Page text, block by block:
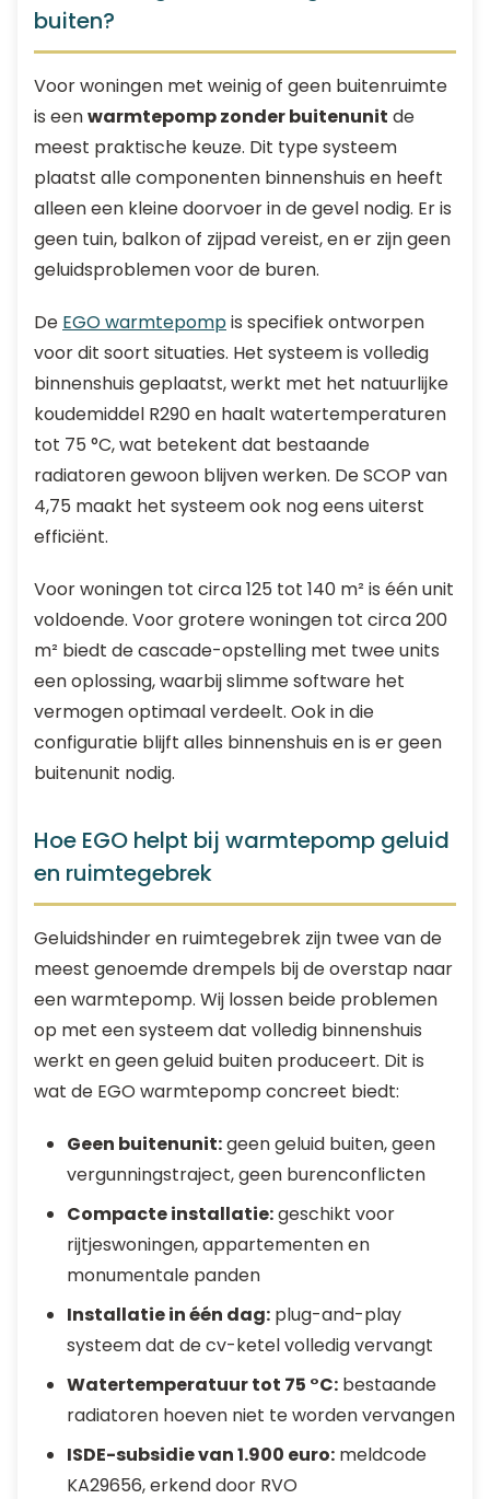
buiten?
Voor woningen met weinig of geen buitenruimte
is eenwarmtepomp zonder buitenunit de
meest praktische keuze. Dit type systeem
plaatst alle componenten binnenshuis en heeft
alleen een kleine doorvoer in de gevel nodig. Er is
geen tuin, balkon of zijpad vereist, en er zijn geen
geluidsproblemen voor de buren.
De EGO warmtepompis specifiek ontworpen
voor dit soort situaties. Het systeem is volledig
binnenshuis geplaatst, werkt met het natuurlijke
koudemiddel R290 en haalt watertemperaturen
tot 75 °C, wat betekent dat bestaande
radiatoren gewoon blijven werken. De SCOP van
4,75 maakt het systeem ook nog eens uiterst
efficiënt.
Voor woningen tot circa 125 tot 140 m² is één unit
voldoende. Voor grotere woningen tot circa 200
m² biedt de cascade-opstelling met twee units
een oplossing, waarbij slimme software het
vermogen optimaal verdeelt. Ook in die
configuratie blijft alles binnenshuis en is er geen
buitenunit nodig.
Hoe EGO helpt bij warmtepomp geluid
en ruimtegebrek
Geluidshinder en ruimtegebrek zijn twee van de
meest genoemde drempels bij de overstap naar
een warmtepomp. Wij lossen beide problemen
op met een systeem dat volledig binnenshuis
werkt en geen geluid buiten produceert. Dit is
wat de EGO warmtepomp concreet biedt:
Geen buitenunit:geen geluid buiten, geen
vergunningstraject, geen burenconflicten
Compacte installatie:geschikt voor
rijtjeswoningen, appartementen en
monumentale panden
Installatie in één dag: plug-and-play
systeem dat de cv-ketel volledig vervangt
Watertemperatuur tot 75 °C: bestaande
radiatoren hoeven niet te worden vervangen
ISDE-subsidie van 1.900 euro: meldcode
KA29656, erkend door RVO